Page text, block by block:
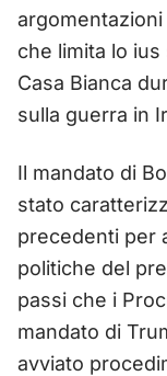
che limita lo
Casa Bianca
sulla guerra in
Il mandato di
stato
precedenti per
politiche del
passi che i
mandato di
avviato